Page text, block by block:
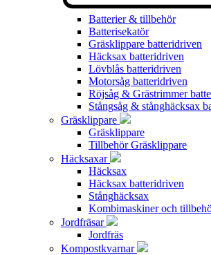
Batterier & tillbehör
Batterisekatör
Gräsklippare batteridriven
Häcksax batteridriven
Lövblås batteridriven
Motorsåg batteridriven
Röjsåg & Grästrimmer
Stångsåg & stånghäcksax
Gräsklippare
Gräsklippare
Tillbehör Gräsklippare
Häcksaxar
Häcksax
Häcksax batteridriven
Stånghäcksax
Kombimaskiner och
Jordfräsar
Jordfräs
Kompostkvarnar